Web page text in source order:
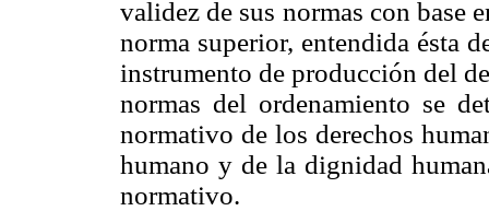
validez de sus normas con base
norma superior, entendida ésta
instrumento de producción del
normas del ordenamiento se
normativo de los derechos
humano y de la dignidad
normativo.